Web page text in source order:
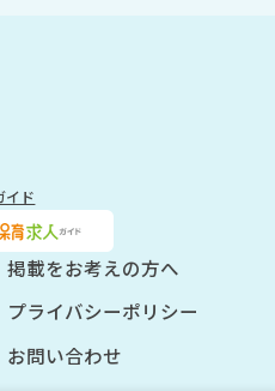
イド
掲載をお考えの方へ
プライバシーポリシー
お問い合わせ